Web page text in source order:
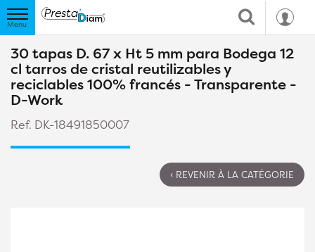
30 tapas D. 67 x Ht 5 mm para Bodega 12
cl tarros de cristal reutilizables y
reciclables 100% francés - Transparente -
D-Work
Ref. DK-18491850007
‹ REVENIR À LA CATÉGORIE